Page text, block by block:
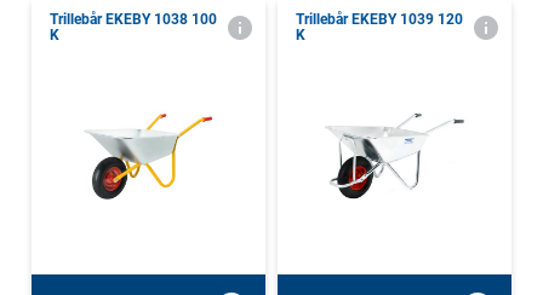
Trillebår EKEBY 1038 100
K
Trillebår EKEBY 1039 120
K